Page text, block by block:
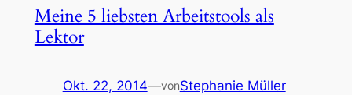
Meine 5 liebsten Arbeitstools als
Lektor
Okt. 22, 2014—vonStephanie Müller